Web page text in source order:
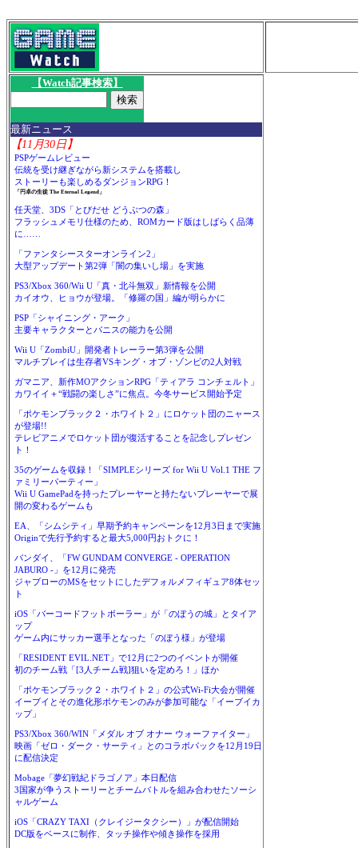
【Watch記事検索】
最新ニュース
【11月30日】
PSPゲームレビュー
伝統を受け継ぎながら新システムを搭載し
ストーリーも楽しめるダンジョンRPG！
「円卓の生徒 The Eternal Legend」
任天堂、3DS「とびだせ どうぶつの森」
フラッシュメモリ仕様のため、ROMカード版はしばらく品薄
に……
「ファンタシースターオンライン2」
大型アップデート第2弾「闇の集いし場」を実施
PS3/Xbox 360/Wii U「真・北斗無双」新情報を公開
カイオウ、ヒョウが登場。「修羅の国」編が明らかに
PSP「シャイニング・アーク」
主要キャラクターとパニスの能力を公開
Wii U「ZombiU」開発者トレーラー第3弾を公開
マルチプレイは生存者VSキング・オブ・ゾンビの2人対戦
ガマニア、新作MOアクションRPG「ティアラ コンチェルト」
カワイイ＋“戦闘の楽しさ”に焦点。今冬サービス開始予定
「ポケモンブラック２・ホワイト２」にロケット団のニャース
が登場!!
テレビアニメでロケット団が復活することを記念しプレゼン
ト！
35のゲームを収録！「SIMPLEシリーズ for Wii U Vol.1 THE フ
ァミリーパーティー」
Wii U GamePadを持ったプレーヤーと持たないプレーヤーで展
開の変わるゲームも
EA、「シムシティ」早期予約キャンペーンを12月3日まで実施
Originで先行予約すると最大5,000円おトクに！
バンダイ、「FW GUNDAM CONVERGE - OPERATION
JABURO -」を12月に発売
ジャブローのMSをセットにしたデフォルメフィギュア8体セッ
ト
iOS「バーコードフットボーラー」が「のぼうの城」とタイア
ップ
ゲーム内にサッカー選手となった「のぼう様」が登場
「RESIDENT EVIL.NET」で12月に2つのイベントが開催
初のチーム戦「[3人チーム戦]狙いを定めろ！」ほか
「ポケモンブラック２・ホワイト２」の公式Wi-Fi大会が開催
イーブイとその進化形ポケモンのみが参加可能な「イーブイカ
ップ」
PS3/Xbox 360/WIN「メダル オブ オナー ウォーファイター」
映画「ゼロ・ダーク・サーティ」とのコラボパックを12月19日
に配信決定
Mobage「夢幻戦紀ドラゴノア」本日配信
3国家が争うストーリーとチームバトルを組み合わせたソーシ
ャルゲーム
iOS「CRAZY TAXI（クレイジータクシー）」が配信開始
DC版をベースに制作、タッチ操作や傾き操作を採用